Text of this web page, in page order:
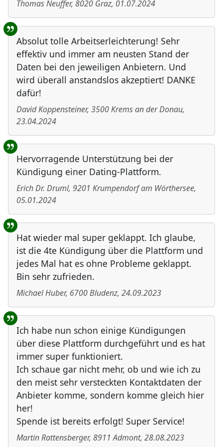
Thomas Neuffer, 8020 Graz, 01.07.2024
Absolut tolle Arbeitserleichterung! Sehr
effektiv und immer am neusten Stand der
Daten bei den jeweiligen Anbietern. Und
wird überall anstandslos akzeptiert! DANKE
dafür!
David Koppensteiner, 3500Krems an der Donau,
23.04.2024
Hervorragende Unterstützung bei der
Kündigung einer Dating-Plattform.
Erich Dr. Druml, 9201 Krumpendorf am Wörthersee,
05.01.2024
Hat wieder mal super geklappt. Ich glaube,
ist die 4te Kündigung über die Plattform und
jedes Mal hat es ohne Probleme geklappt.
Bin sehr zufrieden.
Michael Huber, 6700Bludenz, 24.09.2023
Ich habe nun schon einige Kündigungen
über diese Plattform durchgeführt und es hat
immer super funktioniert.
Ich schaue gar nicht mehr, ob und wie ich zu
den meist sehr versteckten Kontaktdaten der
Anbieter komme, sondern komme gleich hier
her!
Spende ist bereits erfolgt! Super Service!
Martin Rattensberger, 8911 Admont, 28.08.2023